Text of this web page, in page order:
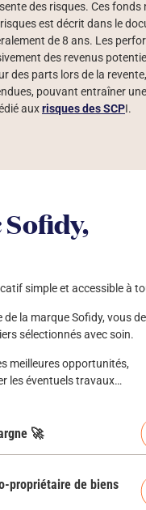
des risques. Ces
est décrit dans le
de 8 ans. Les
des revenus
des parts lors de la
pouvant entraîner
auxrisques des SCPI.
simple et accessible à
la marque Sofidy, vous
sélectionnés avec soin.
meilleures opportunités,
les éventuels travaux…
🚀
propriétaire de biens